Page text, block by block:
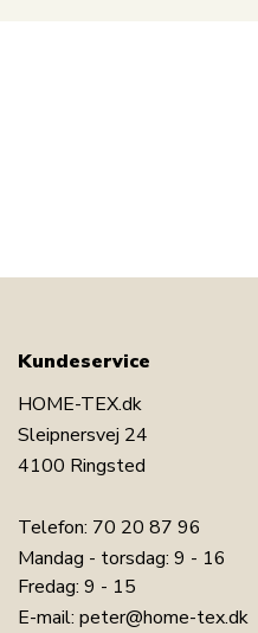
Kundeservice
HOME-TEX.dk
Sleipnersvej 24
4100 Ringsted
Telefon: 70 20 87 96
Mandag - torsdag: 9 - 16
Fredag: 9 - 15
E-mail: peter@home-tex.dk